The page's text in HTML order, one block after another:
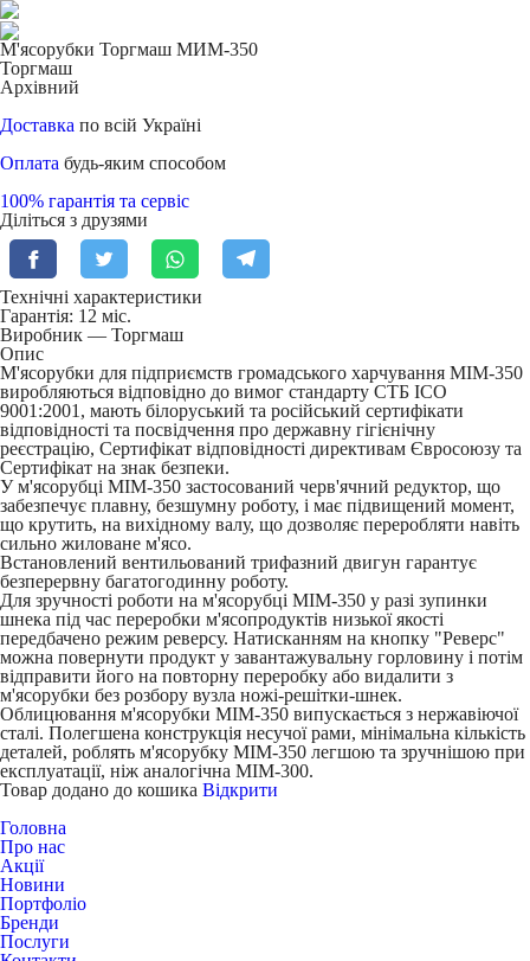
М'ясорубки Торгмаш МИМ-350
Торгмаш
Архівний
Доставка по всій Україні
Оплата будь-яким способом
100% гарантія та сервіс
Діліться з друзями
Технічні характеристики
Гарантія: 12 міс.
Виробник — Торгмаш
Опис
М'ясорубки для підприємств громадського харчування МІМ-350
виробляються відповідно до вимог стандарту СТБ ІСО
9001:2001, мають білоруський та російський сертифікати
відповідності та посвідчення про державну гігієнічну
реєстрацію, Сертифікат відповідності директивам Євросоюзу та
Сертифікат на знак безпеки.
У м'ясорубці МІМ-350 застосований черв'ячний редуктор, що
забезпечує плавну, безшумну роботу, і має підвищений момент,
що крутить, на вихідному валу, що дозволяє переробляти навіть
сильно жиловане м'ясо.
Встановлений вентильований трифазний двигун гарантує
безперервну багатогодинну роботу.
Для зручності роботи на м'ясорубці МІМ-350 у разі зупинки
шнека під час переробки м'ясопродуктів низької якості
передбачено режим реверсу. Натисканням на кнопку "Реверс"
можна повернути продукт у завантажувальну горловину і потім
відправити його на повторну переробку або видалити з
м'ясорубки без розбору вузла ножі-решітки-шнек.
Облицювання м'ясорубки МІМ-350 випускається з нержавіючої
сталі. Полегшена конструкція несучої рами, мінімальна кількість
деталей, роблять м'ясорубку МІМ-350 легшою та зручнішою при
експлуатації, ніж аналогічна МІМ-300.
Товар додано до кошика Відкрити
Головна
Про нас
Акції
Новини
Портфоліо
Бренди
Послуги